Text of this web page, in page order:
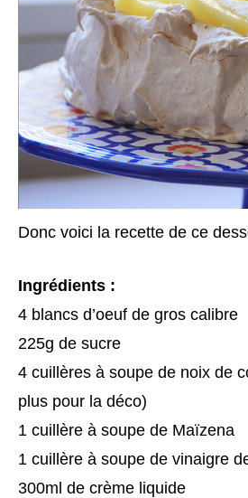
Donc voici la recette de ce
Ingrédients :
4 blancs d’oeuf de gros calibre
225g de sucre
4 cuillères à soupe de noix de
plus pour la déco)
1 cuillère à soupe de Maïzena
1 cuillère à soupe de vinaigre
300ml de crème liquide